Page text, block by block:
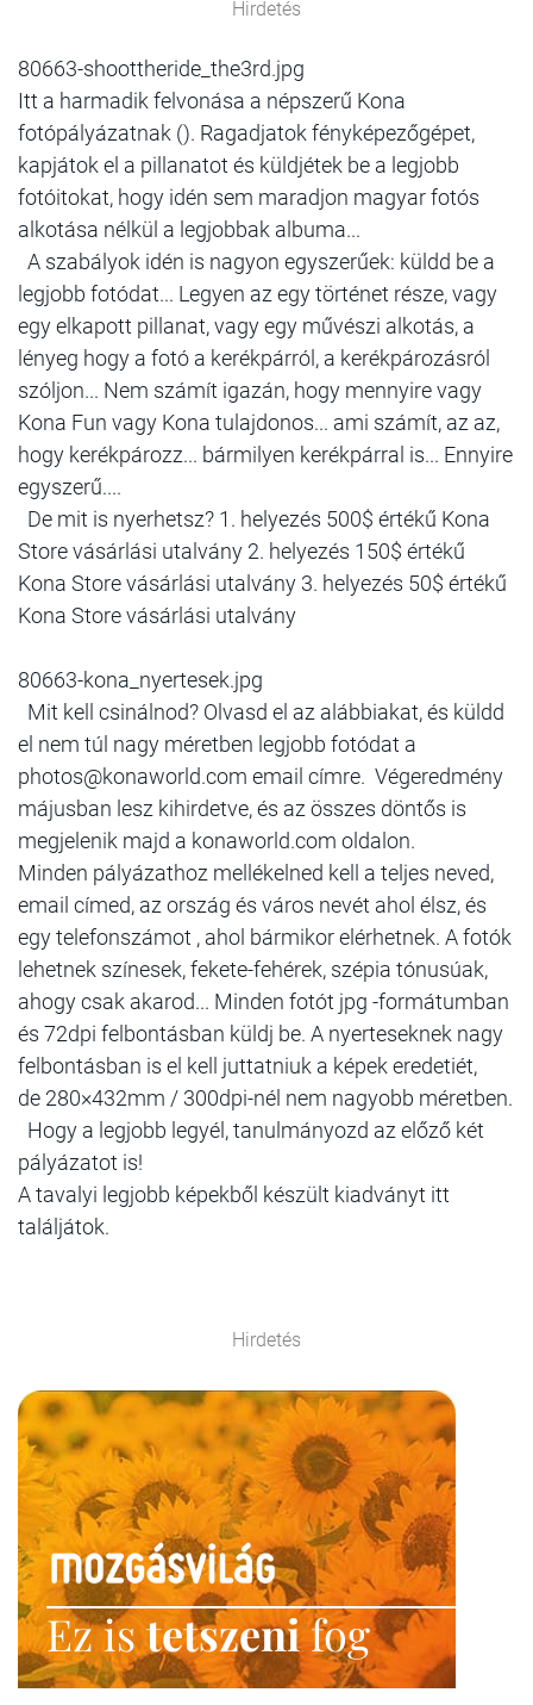
Hirdetés
80663-shoottheride_the3rd.jpg
Itt a harmadik felvonása a népszerű Kona
fotópályázatnak (). Ragadjatok fényképezőgépet,
kapjátok el a pillanatot és küldjétek be a legjobb
fotóitokat, hogy idén sem maradjon magyar fotós
alkotása nélkül a legjobbak albuma...
A szabályok idén is nagyon egyszerűek: küldd be a
legjobb fotódat... Legyen az egy történet része, vagy
egy elkapott pillanat, vagy egy művészi alkotás, a
lényeg hogy a fotó a kerékpárról, a kerékpározásról
szóljon... Nem számít igazán, hogy mennyire vagy
Kona Fun vagy Kona tulajdonos... ami számít, az az,
hogy kerékpározz... bármilyen kerékpárral is... Ennyire
egyszerű....
De mit is nyerhetsz? 1. helyezés 500$ értékű Kona
Store vásárlási utalvány 2. helyezés 150$ értékű
Kona Store vásárlási utalvány 3. helyezés 50$ értékű
Kona Store vásárlási utalvány
80663-kona_nyertesek.jpg
Mit kell csinálnod? Olvasd el az alábbiakat, és küldd
el nem túl nagy méretben legjobb fotódat a
photos@konaworld.com email címre. Végeredmény
májusban lesz kihirdetve, és az összes döntős is
megjelenik majd a konaworld.com oldalon.
Minden pályázathoz mellékelned kell a teljes neved,
email címed, az ország és város nevét ahol élsz, és
egy telefonszámot , ahol bármikor elérhetnek. A fotók
lehetnek színesek, fekete-fehérek, szépia tónusúak,
ahogy csak akarod... Minden fotót jpg -formátumban
és 72dpi felbontásban küldj be. A nyerteseknek nagy
felbontásban is el kell juttatniuk a képek eredetiét,
de 280×432mm / 300dpi-nél nem nagyobb méretben.
Hogy a legjobb legyél, tanulmányozd az előző két
pályázatot is!
A tavalyi legjobb képekből készült kiadványt itt
találjátok.
Hirdetés
Ez istetszenifog